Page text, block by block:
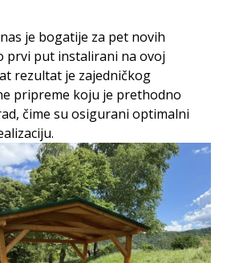
je bogatije za pet novih
prvi put instalirani na ovoj
rezultat je zajedničkog
pripreme koju je prethodno
čime su osigurani optimalni